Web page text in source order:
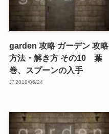
garden 攻略 ガーデン 攻略
方法・解き方 その10 葉
巻、スプーンの入手
2018/06/24